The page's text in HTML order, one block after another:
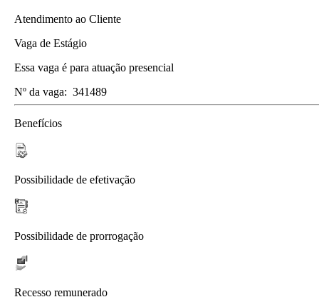
Atendimento ao Cliente
Vaga de Estágio
Essa vaga é para atuação presencial
Nº da vaga: 341489
Benefícios
Possibilidade de efetivação
Possibilidade de prorrogação
Recesso remunerado